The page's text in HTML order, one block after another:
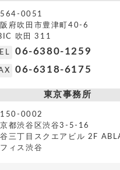
0051
阪府吹田市豊津町40-6
吹田 311
06-6380-1259
06-6318-6175
東京事務所
150-0002
都渋谷区渋谷3-5-16
三丁目スクエアビル 2F
ィス渋谷